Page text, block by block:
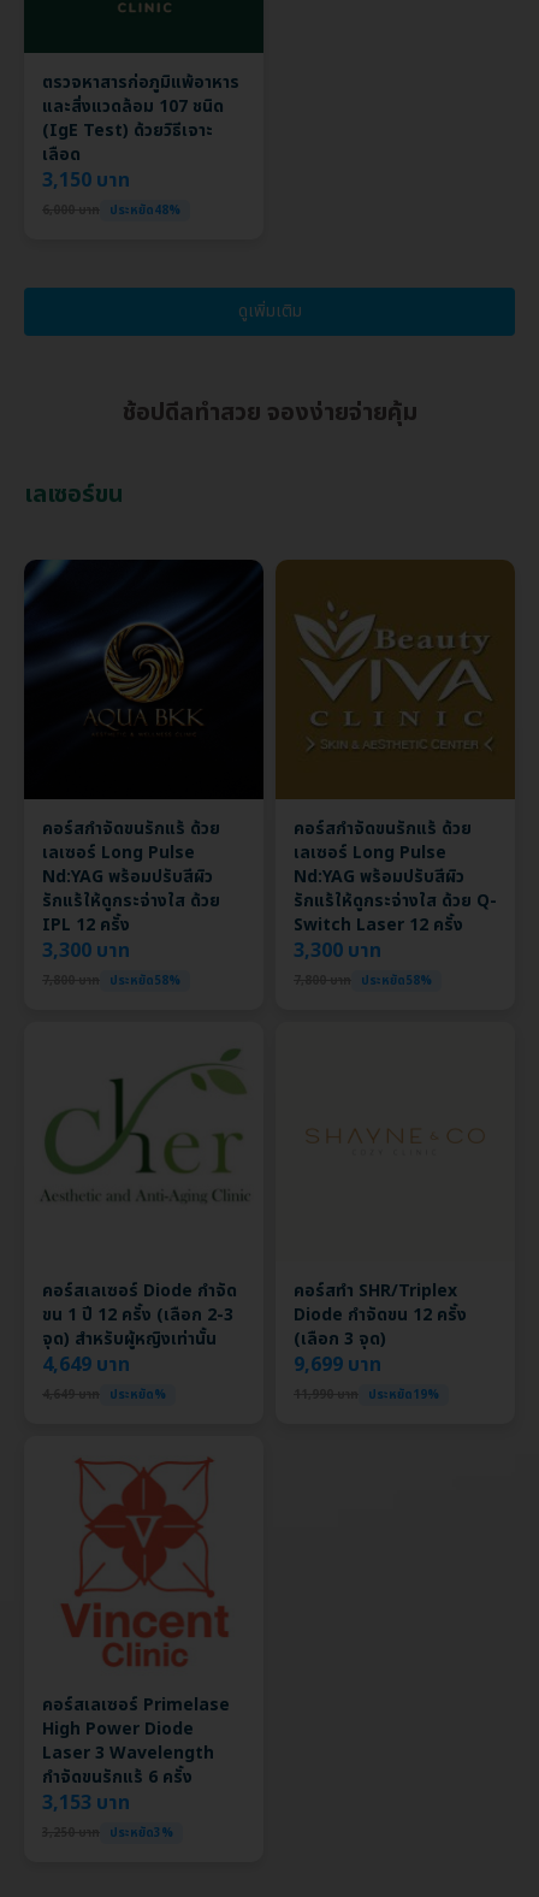
ตรวจหาสารก่อภูมิแพ้อาหาร
และสิ่งแวดล้อม 107 ชนิด
(IgE Test) ด้วยวิธีเจาะ
เลือด
3,150 บาท
ประหยัด48%
ดูเพิ่มเติม
ช้อปดีลทำสวย จองง่ายจ่ายคุ้ม
เลเซอร์ขน
คอร์สกำจัดขนรักแร้ ด้วย
เลเซอร์ Long Pulse
Nd:YAG พร้อมปรับสีผิว
รักแร้ให้ดูกระจ่างใส ด้วย
IPL 12 ครั้ง
3,300 บาท
ประหยัด58%
คอร์สกำจัดขนรักแร้ ด้วย
เลเซอร์ Long Pulse
Nd:YAG พร้อมปรับสีผิว
รักแร้ให้ดูกระจ่างใส ด้วย Q-
Switch Laser 12 ครั้ง
3,300 บาท
ประหยัด58%
คอร์สเลเซอร์ Diode กำจัด
ขน 1 ปี 12 ครั้ง (เลือก 2-3
จุด) สำหรับผู้หญิงเท่านั้น
4,649 บาท
ประหยัด%
คอร์สทำ SHR/Triplex
Diode กำจัดขน 12 ครั้ง
(เลือก 3 จุด)
9,699 บาท
ประหยัด19%
คอร์สเลเซอร์ Primelase
High Power Diode
Laser 3 Wavelength
กำจัดขนรักแร้ 6 ครั้ง
3,153 บาท
ประหยัด3%